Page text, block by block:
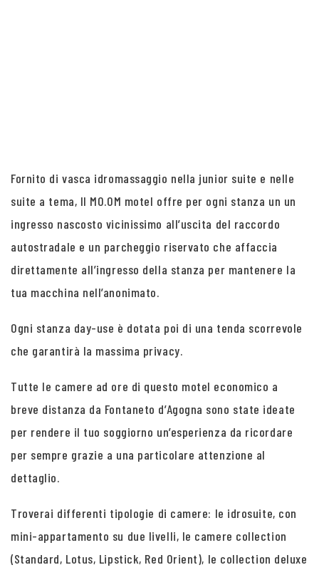
Fornito di vasca idromassaggio nella junior suite e nelle
suite a tema, Il MO.OM motel offre per ogni stanza un un
ingresso nascosto vicinissimo all’uscita del raccordo
autostradale e un parcheggio riservato che affaccia
direttamente all’ingresso della stanza per mantenere la
tua macchina nell’anonimato.
Ogni stanza day-use è dotata poi di una tenda scorrevole
che garantirà la massima privacy.
Tutte le camere ad ore di questo motel economico a
breve distanza da Fontaneto d’Agogna sono state ideate
per rendere il tuo soggiorno un’esperienza da ricordare
per sempre grazie a una particolare attenzione al
dettaglio.
Troverai differenti tipologie di camere: le idrosuite, con
mini-appartamento su due livelli, le camere collection
(Standard, Lotus, Lipstick, Red Orient), le collection deluxe